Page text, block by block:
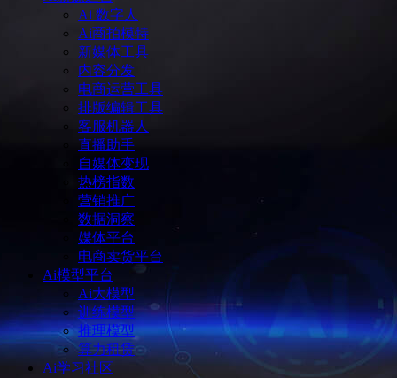
Ai 数字人
Ai商拍模特
新媒体工具
内容分发
电商运营工具
排版编辑工具
客服机器人
直播助手
自媒体变现
热榜指数
营销推广
数据洞察
媒体平台
电商卖货平台
Ai模型平台
Ai大模型
训练模型
推理模型
算力租赁
Ai学习社区